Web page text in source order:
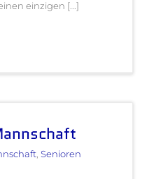
einzigen [...]
, Senioren